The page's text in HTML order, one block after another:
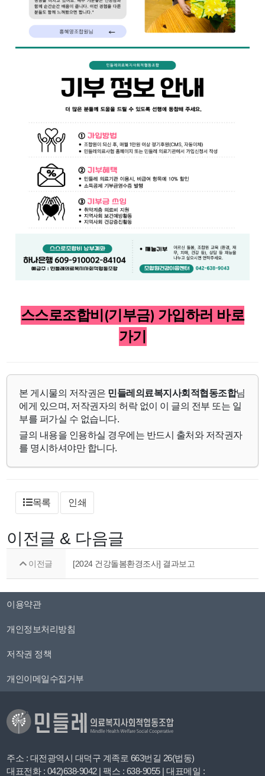
스스로조합비(기부금) 가입하러 바로
가기
본 게시물의 저작권은 민들레의료복지사회적협동조합님
에게 있으며, 저작권자의 허락 없이 이 글의 전부 또는 일
부를 퍼가실 수 없습니다.
글의 내용을 인용하실 경우에는 반드시 출처와 저작권자
를 명시하셔야만 합니다.
목록 인쇄
이전글 & 다음글
이전글 [2024 건강돌봄환경조사] 결과보고
이용약관
개인정보처리방침
저작권 정책
개인이메일수집거부
주소 : 대전광역시 대덕구 계족로 663번길 26(법동)
대표전화 : 042)638-9042 | 팩스 : 638-9055 | 대표메일 :